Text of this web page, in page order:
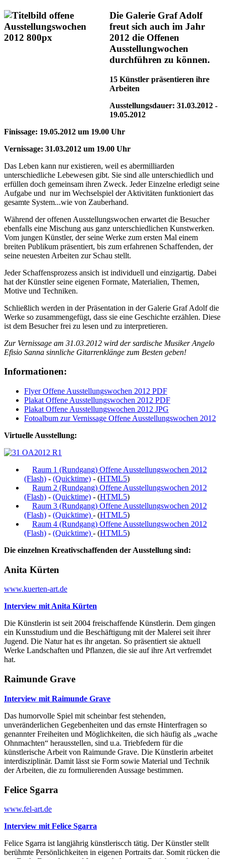
Die Galerie Graf Adolf
freut sich auch im Jahr
2012 die Offenen
Ausstellungwochen
durchführen zu können.
15 Künstler präsentieren ihre
Arbeiten
Ausstellungsdauer: 31.03.2012 -
19.05.2012
Finissage: 19.05.2012 um 19.00 Uhr
Vernissage: 31.03.2012 um 19.00 Uhr
Das Leben kann nur existieren, weil es abermilliarden
unterschiedliche Lebewesen gibt. Sie sind alle unterschiedlich und
erfüllen doch gemeinsam ihren Zweck. Jeder Einzelne erledigt seine
Aufgabe und nur im Wechselspiel der Aktivitäten funktioniert das
gesamte System...wie von Zauberhand.
Während der offenen Ausstellungswochen erwartet die Besucher
ebenfalls eine Mischung aus ganz unterschiedlichen Kunstwerken.
Vom jungen Künstler, der seine Werke zum ersten Mal einem
breiten Publikum präsentiert, bis zum erfahrenen Schaffenden, der
seine neuesten Arbeiten zur Schau stellt.
Jeder Schaffensprozess ansich ist individuell und einzigartig. Dabei
hat der Künstler seine eigenen Formate, Materialien, Themen,
Motive und Techniken.
Schließlich werden in der Präsentation in der Galerie Graf Adolf die
Werke so zusammengefügt, dass sie eine Geschichte erzählen. Diese
ist dem Besucher frei zu lesen und zu interpretieren.
Zur Vernissage am 31.03.2012 wird der sardische Musiker Angelo
Efisio Sanna sinnliche Gitarrenklänge zum Besten geben!
Informationen:
Flyer Offene Ausstellungswochen 2012 PDF
Plakat Offene Ausstellungswochen 2012 PDF
Plakat Offene Ausstellungswochen 2012 JPG
Fotoalbum zur Vernissage Offene Ausstellungswochen 2012
Virtuelle Ausstellung:
Raum 1 (Rundgang) Offene Ausstellungswochen 2012
(Flash) - (Quicktime) - (HTML5)
Raum 2 (Rundgang) Offene Ausstellungswochen 2012
(Flash) - (Quicktime) - (HTML5)
Raum 3 (Rundgang) Offene Ausstellungswochen 2012
(Flash) - (Quicktime) - (HTML5)
Raum 4 (Rundgang) Offene Ausstellungswochen 2012
(Flash) - (Quicktime) - (HTML5)
Die einzelnen Kreativschaffenden der Ausstellung sind:
Anita Kürten
www.kuerten-art.de
Interview mit Anita Kürten
Die Künstlerin ist seit 2004 freischaffende Künstlerin. Dem gingen
ein Kunsstudium und die Beschäftigung mit der Malerei seit ihrer
Jugend. Die Natur hat es ihr angetan. So präsentiert sie aktuell
Werke Landschaften und Pflanzen, die sie auf ihre Art verfremdet
hat.
Raimunde Grave
Interview mit Raimunde Grave
Das humorvolle Spiel mit scheinbar fest stehenden,
unveränderlichen Gegebenheiten und das ernste Hinterfragen so
genannter Freiheiten und Möglichkeiten, die sich häufig als „wache
Ohnmachten“ herausstellen, sind u.a. Triebfedern für die
künstlerische Arbeit von Raimunde Grave. Die Künstlerin arbeitet
interdisziplinär. Damit lässt sie Form sowie Material und Technik
der Arbeiten, die zu formulierenden Aussage bestimmen.
Felice Sgarra
www.fel-art.de
Interview mit Felice Sgarra
Felice Sgarra ist langjährig künstleriscch tätig. Der Künstler stellt
berühmte Persönlichkeiten in eigenen Portraits dar. Somit rücken die